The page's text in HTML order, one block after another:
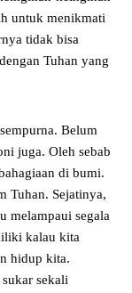
untuk menikmati
tidak bisa
Tuhan yang
Belum
juga. Oleh sebab
di bumi.
Tuhan. Sejatinya,
melampaui segala
kalau kita
hidup kita.
sekali